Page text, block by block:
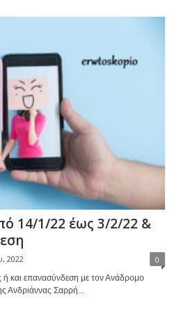
14/1/22 έως 3/2/22 &
2022 0
ή και επανασύνδεση με τον Ανάδρομο
Ανδριάννας Σαρρή...